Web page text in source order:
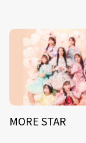
MORE STAR